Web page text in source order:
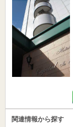
関連情報から探す